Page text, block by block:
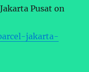
Pusat on
jakarta-